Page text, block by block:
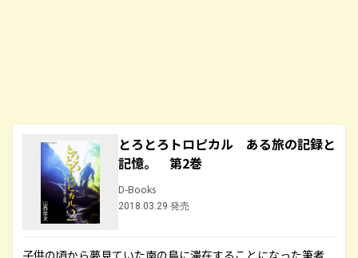
とろとろトロピカル ある旅の記録と
記憶。 第2巻
D-Books
2018.03.29 発売
子供の頃から夢見ていた南の島に滞在することになった筆者